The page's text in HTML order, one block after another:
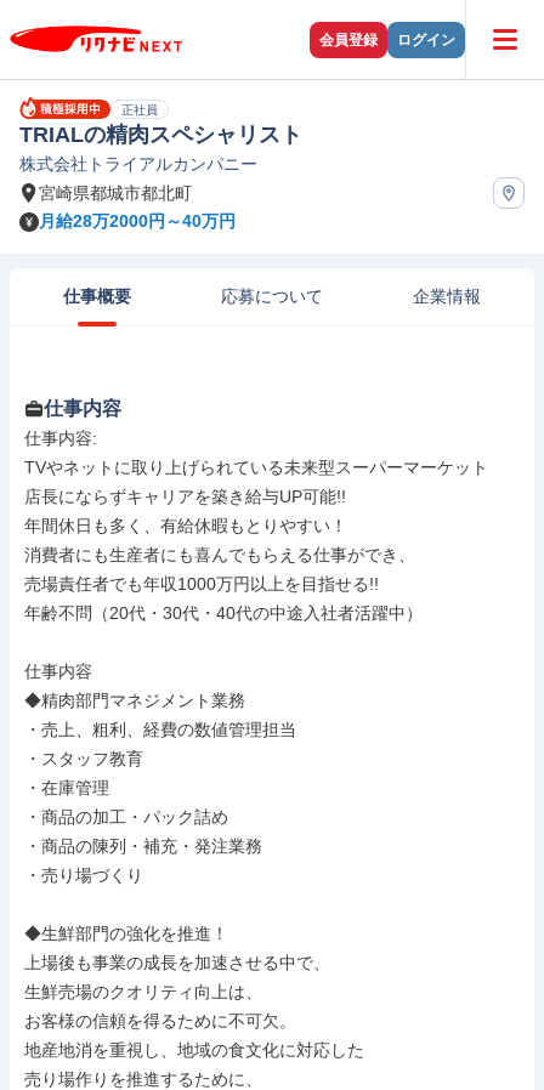
会員登録 ログイン
正社員
TRIALの精肉スペシャリスト
株式会社トライアルカンパニー
宮崎県都城市都北町
月給28万2000円～40万円
仕事概要 応募について 企業情報
仕事内容
仕事内容:
TVやネットに取り上げられている未来型スーパーマーケット
店長にならずキャリアを築き給与UP可能!!
年間休日も多く、有給休暇もとりやすい！
消費者にも生産者にも喜んでもらえる仕事ができ、
売場責任者でも年収1000万円以上を目指せる!!
年齢不問（20代・30代・40代の中途入社者活躍中）
仕事内容
◆精肉部門マネジメント業務
・売上、粗利、経費の数値管理担当
・スタッフ教育
・在庫管理
・商品の加工・パック詰め
・商品の陳列・補充・発注業務
・売り場づくり
◆生鮮部門の強化を推進！
上場後も事業の成長を加速させる中で、
生鮮売場のクオリティ向上は、
お客様の信頼を得るために不可欠。
地産地消を重視し、地域の食文化に対応した
売り場作りを推進するために、